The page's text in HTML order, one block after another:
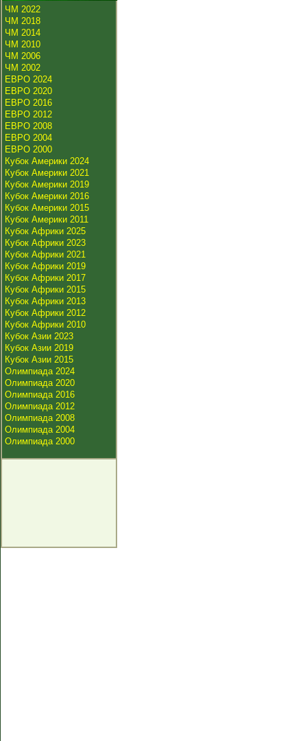
ЧМ 2022
ЧМ 2018
ЧМ 2014
ЧМ 2010
ЧМ 2006
ЧМ 2002
ЕВРО 2024
ЕВРО 2020
ЕВРО 2016
ЕВРО 2012
ЕВРО 2008
ЕВРО 2004
ЕВРО 2000
Кубок Америки 2024
Кубок Америки 2021
Кубок Америки 2019
Кубок Америки 2016
Кубок Америки 2015
Кубок Америки 2011
Кубок Африки 2025
Кубок Африки 2023
Кубок Африки 2021
Кубок Африки 2019
Кубок Африки 2017
Кубок Африки 2015
Кубок Африки 2013
Кубок Африки 2012
Кубок Африки 2010
Кубок Азии 2023
Кубок Азии 2019
Кубок Азии 2015
Олимпиада 2024
Олимпиада 2020
Олимпиада 2016
Олимпиада 2012
Олимпиада 2008
Олимпиада 2004
Олимпиада 2000